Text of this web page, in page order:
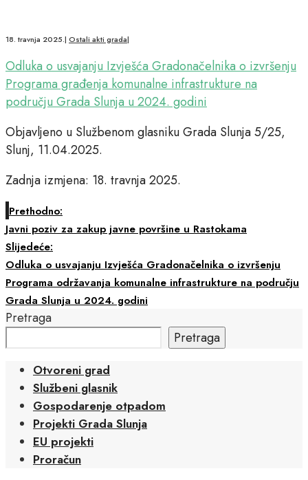
18. travnja 2025.| Ostali akti grada|
Odluka o usvajanju Izvješća Gradonačelnika o izvršenju
Programa građenja komunalne infrastrukture na
području Grada Slunja u 2024. godini
Objavljeno u Službenom glasniku Grada Slunja 5/25,
Slunj, 11.04.2025.
Zadnja izmjena: 18. travnja 2025.
Prethodno:
Javni poziv za zakup javne površine u Rastokama
Slijedeće:
Odluka o usvajanju Izvješća Gradonačelnika o izvršenju
Programa održavanja komunalne infrastrukture na području
Grada Slunja u 2024. godini
Pretraga
Pretraga
Otvoreni grad
Službeni glasnik
Gospodarenje otpadom
Projekti Grada Slunja
EU projekti
Proračun